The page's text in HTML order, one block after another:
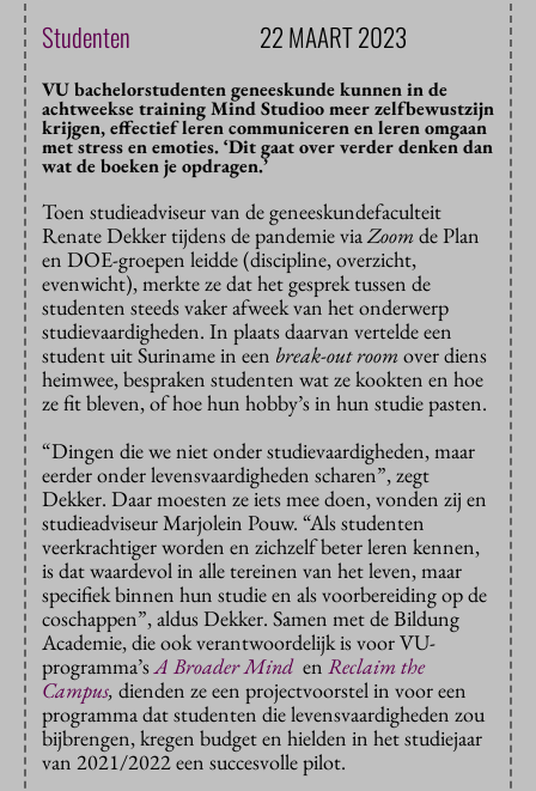
Studenten 22 MAART 2023
VU bachelorstudenten geneeskunde kunnen in de
achtweekse training Mind Studioo meer zelfbewustzijn
krijgen, effectief leren communiceren en leren omgaan
met stress en emoties. ‘Dit gaat over verder denken dan
wat de boeken je opdragen.’
Toen studieadviseur van de geneeskundefaculteit
Renate Dekker tijdens de pandemie via Zoomde Plan
en DOE-groepen leidde (discipline, overzicht,
evenwicht), merkte ze dat het gesprek tussen de
studenten steeds vaker afweek van het onderwerp
studievaardigheden. In plaats daarvan vertelde een
student uit Suriname in een break-out roomover diens
heimwee, bespraken studenten wat ze kookten en hoe
ze fit bleven, of hoe hun hobby’s in hun studie pasten.
“Dingen die we niet onder studievaardigheden, maar
eerder onder levensvaardigheden scharen”, zegt
Dekker. Daar moesten ze iets mee doen, vonden zij en
studieadviseur Marjolein Pouw. “Als studenten
veerkrachtiger worden en zichzelf beter leren kennen,
is dat waardevol in alle tereinen van het leven, maar
specifiek binnen hun studie en als voorbereiding op de
coschappen”, aldus Dekker. Samen met de Bildung
Academie, die ook verantwoordelijk is voor VU-
programma’s A Broader Minden Reclaim the
Campus, dienden ze een projectvoorstel in voor een
programma dat studenten die levensvaardigheden zou
bijbrengen, kregen budget en hielden in het studiejaar
van 2021/2022 een succesvolle pilot.